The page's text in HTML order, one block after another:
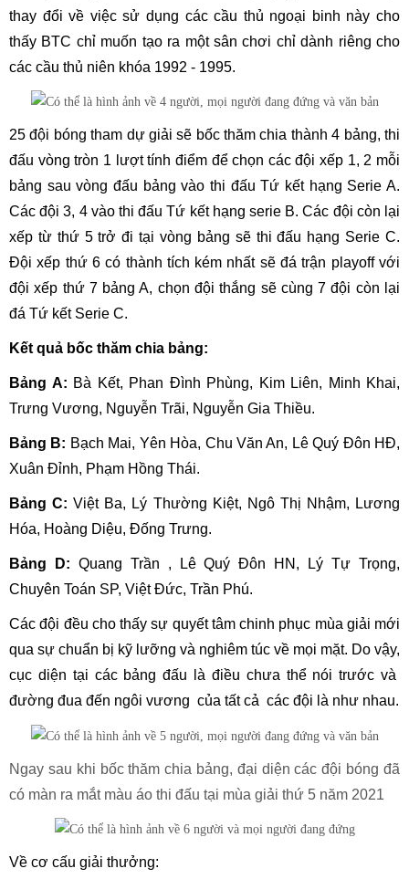
thay đổi về việc sử dụng các cầu thủ ngoại binh này cho
thấy BTC chỉ muốn tạo ra một sân chơi chỉ dành riêng cho
các cầu thủ niên khóa 1992 - 1995.
25 đội bóng tham dự giải sẽ bốc thăm chia thành 4 bảng, thi
đấu vòng tròn 1 lượt tính điểm để chọn các đội xếp 1, 2 mỗi
bảng sau vòng đấu bảng vào thi đấu Tứ kết hạng Serie A.
Các đội 3, 4 vào thi đấu Tứ kết hạng serie B. Các đội còn lại
xếp từ thứ 5 trở đi tại vòng bảng sẽ thi đấu hạng Serie C.
Đội xếp thứ 6 có thành tích kém nhất sẽ đá trận playoff với
đội xếp thứ 7 bảng A, chọn đội thắng sẽ cùng 7 đội còn lại
đá Tứ kết Serie C.
Kết quả bốc thăm chia bảng:
Bảng A: Bà Kết, Phan Đình Phùng, Kim Liên, Minh Khai,
Trưng Vương, Nguyễn Trãi, Nguyễn Gia Thiều.
Bảng B: Bạch Mai, Yên Hòa, Chu Văn An, Lê Quý Đôn HĐ,
Xuân Đỉnh, Phạm Hồng Thái.
Bảng C: Việt Ba, Lý Thường Kiệt, Ngô Thị Nhậm, Lương
Hóa, Hoàng Diệu, Đống Trưng.
Bảng D: Quang Trần , Lê Quý Đôn HN, Lý Tự Trọng,
Chuyên Toán SP, Việt Đức, Trần Phú.
Các đội đều cho thấy sự quyết tâm chinh phục mùa giải mới
qua sự chuẩn bị kỹ lưỡng và nghiêm túc về mọi mặt. Do vậy,
cục diện tại các bảng đấu là điều chưa thể nói trước và
đường đua đến ngôi vương của tất cả các đội là như nhau.
Ngay sau khi bốc thăm chia bảng, đại diện các đội bóng đã
có màn ra mắt màu áo thi đấu tại mùa giải thứ 5 năm 2021
Về cơ cấu giải thưởng: